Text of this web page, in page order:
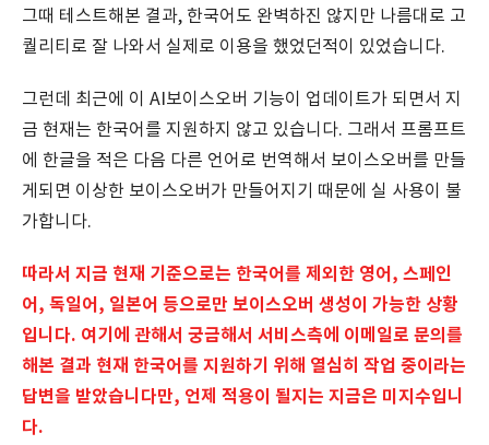
그때 테스트해본 결과, 한국어도 완벽하진 않지만 나름대로 고
퀄리티로 잘 나와서 실제로 이용을 했었던적이 있었습니다.
그런데 최근에 이 AI보이스오버 기능이 업데이트가 되면서 지
금 현재는 한국어를 지원하지 않고 있습니다. 그래서 프롬프트
에 한글을 적은 다음 다른 언어로 번역해서 보이스오버를 만들
게되면 이상한 보이스오버가 만들어지기 때문에 실 사용이 불
가합니다.
따라서 지금 현재 기준으로는 한국어를 제외한 영어, 스페인
어, 독일어, 일본어 등으로만 보이스오버 생성이 가능한 상황
입니다. 여기에 관해서 궁금해서 서비스측에 이메일로 문의를
해본 결과 현재 한국어를 지원하기 위해 열심히 작업 중이라는
답변을 받았습니다만, 언제 적용이 될지는 지금은 미지수입니
다.